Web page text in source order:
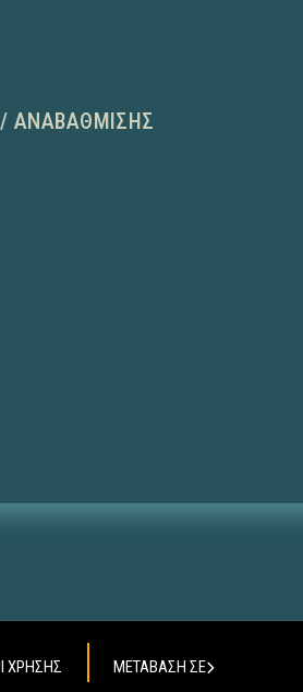
ΑΝΑΒΆΘΜΙΣΗΣ
ΧΡΗΣΗΣ ΜΕΤΑΒΑΣΗ ΣΕ